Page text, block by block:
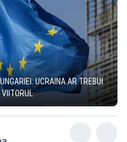
UCRAINA AR TREBUI
VIITORUL